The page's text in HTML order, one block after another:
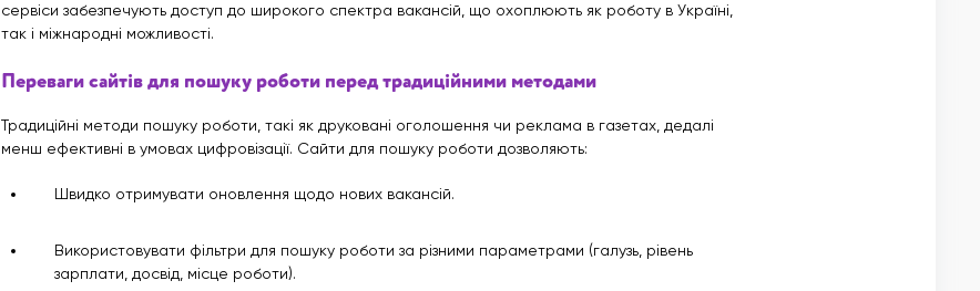
сервіси забезпечують доступ до широкого спектра вакансій, що охоплюють як роботу в Україні,
так і міжнародні можливості.
Переваги сайтів для пошуку роботи перед традиційними методами
Традиційні методи пошуку роботи, такі як друковані оголошення чи реклама в газетах, дедалі
менш ефективні в умовах цифровізації. Сайти для пошуку роботи дозволяють:
Швидко отримувати оновлення щодо нових вакансій.
Використовувати фільтри для пошуку роботи за різними параметрами (галузь, рівень
зарплати, досвід, місце роботи).